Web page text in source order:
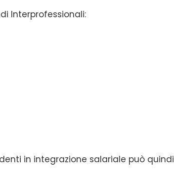
Interprofessionali:
in integrazione salariale può quindi